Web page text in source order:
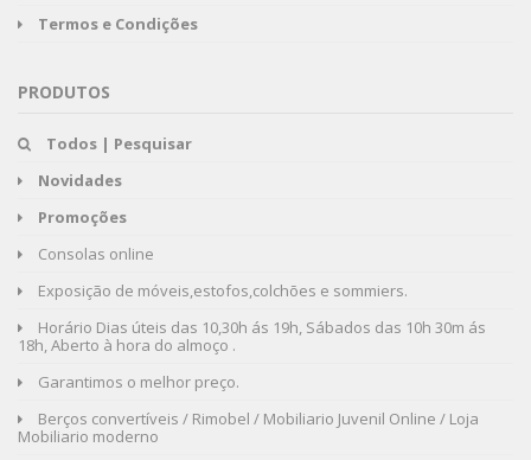
Termos e Condições
PRODUTOS
Todos | Pesquisar
Novidades
Promoções
Consolas online
Exposição de móveis,estofos,colchões e sommiers.
Horário Dias úteis das 10,30h ás 19h, Sábados das 10h 30m ás
18h, Aberto à hora do almoço .
Garantimos o melhor preço.
Berços convertíveis / Rimobel / Mobiliario Juvenil Online / Loja
Mobiliario moderno